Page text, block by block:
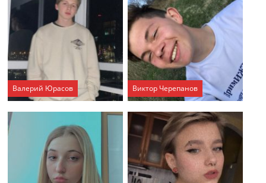
Валерий Юрасов Виктор Черепанов